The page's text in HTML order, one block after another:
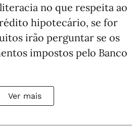
no que respeita ao
hipotecário, se for
irão perguntar se os
impostos pelo Banco
Ver mais